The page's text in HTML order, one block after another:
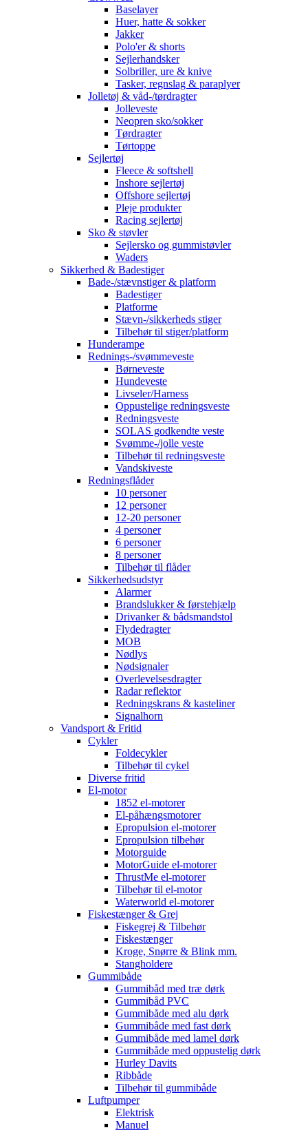
Baselayer
Huer, hatte & sokker
Jakker
Polo'er & shorts
Sejlerhandsker
Solbriller, ure & knive
Tasker, regnslag & paraplyer
Jolletøj & våd-/tørdragter
Jolleveste
Neopren sko/sokker
Tørdragter
Tørtoppe
Sejlertøj
Fleece & softshell
Inshore sejlertøj
Offshore sejlertøj
Pleje produkter
Racing sejlertøj
Sko & støvler
Sejlersko og gummistøvler
Waders
Sikkerhed & Badestiger
Bade-/stævnstiger & platform
Badestiger
Platforme
Stævn-/sikkerheds stiger
Tilbehør til stiger/platform
Hunderampe
Rednings-/svømmeveste
Børneveste
Hundeveste
Livseler/Harness
Oppustelige redningsveste
Redningsveste
SOLAS godkendte veste
Svømme-/jolle veste
Tilbehør til redningsveste
Vandskiveste
Redningsflåder
10 personer
12 personer
12-20 personer
4 personer
6 personer
8 personer
Tilbehør til flåder
Sikkerhedsudstyr
Alarmer
Brandslukker & førstehjælp
Drivanker & bådsmandstol
Flydedragter
MOB
Nødlys
Nødsignaler
Overlevelsesdragter
Radar reflektor
Redningskrans & kasteliner
Signalhorn
Vandsport & Fritid
Cykler
Foldecykler
Tilbehør til cykel
Diverse fritid
El-motor
1852 el-motorer
El-påhængsmotorer
Epropulsion el-motorer
Epropulsion tilbehør
Motorguide
MotorGuide el-motorer
ThrustMe el-motorer
Tilbehør til el-motor
Waterworld el-motorer
Fiskestænger & Grej
Fiskegrej & Tilbehør
Fiskestænger
Kroge, Snørre & Blink mm.
Stangholdere
Gummibåde
Gummibåd med træ dørk
Gummibåd PVC
Gummibåde med alu dørk
Gummibåde med fast dørk
Gummibåde med lamel dørk
Gummibåde med oppustelig dørk
Hurley Davits
Ribbåde
Tilbehør til gummibåde
Luftpumper
Elektrisk
Manuel